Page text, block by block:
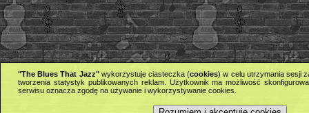
"The Blues That Jazz"wykorzystuje ciasteczka (cookies) w celu utrzymania sesji
tworzenia statystyk publikowanych reklam. Użytkownik ma możliwość
serwisu oznacza zgodę na używanie i wykorzystywanie cookies.